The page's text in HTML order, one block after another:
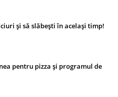
și să slăbești în același timp!
pentru pizza și programul de